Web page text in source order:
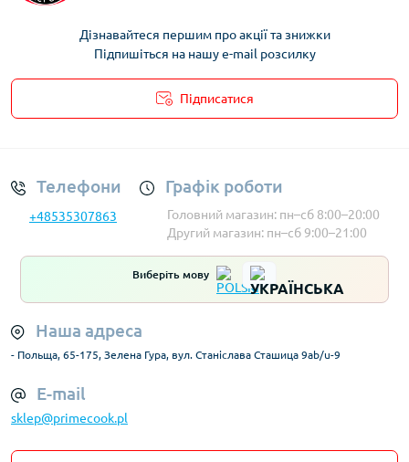
Дізнавайтеся першим про акції та знижки
Підпишіться на нашу e-mail розсилку
Підписатися
Телефони
+48535307863
Графік роботи
Головний магазин: пн–сб 8:00–20:00
Другий магазин: пн–сб 9:00–21:00
Виберіть мову
Наша адреса
- Польща, 65-175, Зелена Гура, вул. Станіслава Сташица 9ab/u-9
E-mail
sklep@primecook.pl